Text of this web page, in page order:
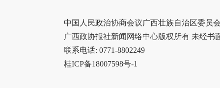
中国人民政治协商会议广西壮族自治区委员
广西政协报社新闻网络中心版权所有 未经书
联系电话: 0771-8802249
桂ICP备18007598号-1